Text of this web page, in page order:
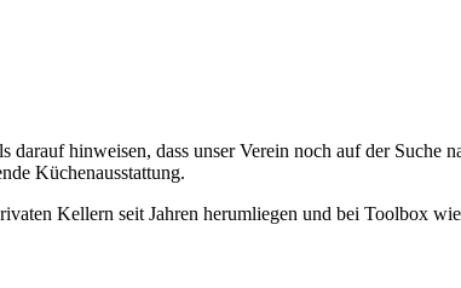
darauf hinweisen, dass unser Verein noch auf der Suche
Küchenausstattung.
Kellern seit Jahren herumliegen und bei Toolbox